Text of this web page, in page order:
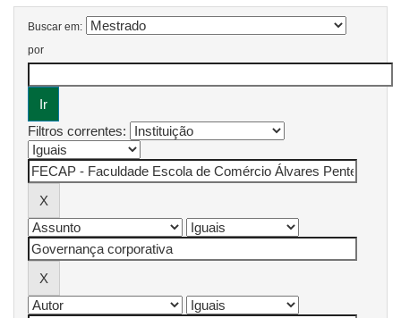
Buscar em:
por
Filtros correntes: